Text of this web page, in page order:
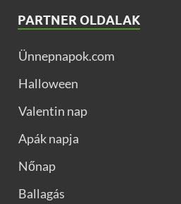
PARTNER OLDALAK
Ünnepnapok.com
Halloween
Valentin nap
Apák napja
Nőnap
Ballagás